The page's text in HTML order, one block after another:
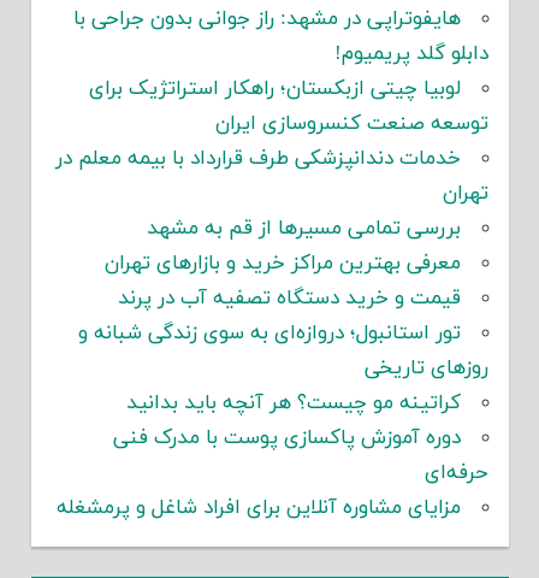
هایفوتراپی در مشهد: راز جوانی بدون جراحی با
دابلو گلد پریمیوم!
لوبیا چیتی ازبکستان؛ راهکار استراتژیک برای
توسعه صنعت کنسروسازی ایران
خدمات دندانپزشکی طرف قرارداد با بیمه معلم در
تهران
بررسی تمامی مسیرها از قم به مشهد
معرفی بهترین مراکز خرید و بازارهای تهران
قیمت و خرید دستگاه تصفیه آب در پرند
تور استانبول؛ دروازه‌ای به سوی زندگی شبانه و
روزهای تاریخی
کراتینه مو چیست؟ هر آنچه باید بدانید
دوره آموزش پاکسازی پوست با مدرک فنی
حرفه‌ای
مزایای مشاوره آنلاین برای افراد شاغل و پرمشغله